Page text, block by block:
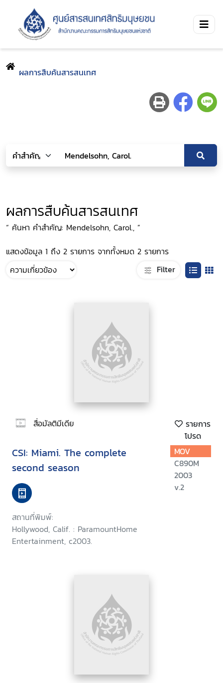
ผลการสืบค้นสารสนเทศ
ผลการสืบค้นสารสนเทศ
“ ค้นหา คำสำคัญ: Mendelsohn, Carol., ”
แสดงข้อมูล 1 ถึง 2 รายการ จากทั้งหมด 2 รายการ
Filter
สื่อมัลติมีเดีย
รายการ
โปรด
CSI: Miami. The complete
second season
สถานที่พิมพ์:
Hollywood, Calif. : ParamountHome
Entertainment, c2003.
MOV
C890M
2003
v.2